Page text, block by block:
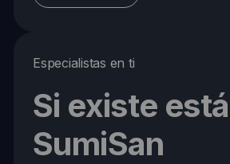
Especialistas en ti
Si existe
SumiSan